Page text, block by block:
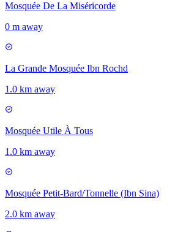
Mosquée De La Miséricorde
0 m away
La Grande Mosquée Ibn Rochd
1.0 km away
Mosquée Utile À Tous
1.0 km away
Mosquée Petit-Bard/Tonnelle (Ibn Sina)
2.0 km away